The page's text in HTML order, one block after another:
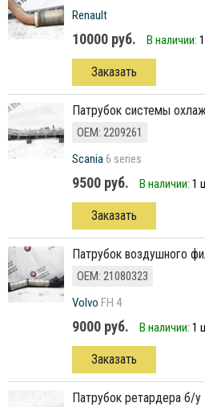
Renault
10000 руб. В наличии:
Заказать
Патрубок системы
ОЕМ: 2209261
Scania6 series
9500 руб. В наличии: 1
Заказать
патрубок воздушного
ОЕМ: 21080323
Volvo FH 4
9000 руб. В наличии: 1
Заказать
Патрубок ретардера б/у